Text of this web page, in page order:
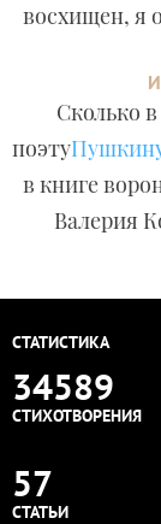
восхищен, я
Сколько
поэту
в книге
Валерия
СТАТИСТИКА
34589
СТИХОТВОРЕНИЯ
57
СТАТЬИ